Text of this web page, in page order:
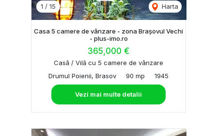
1 / 15 Harta
Casa 5 camere de vânzare - zona Brașovul Vechi
- plus-imo.ro
365,000 €
Casă / Vilă cu 5 camere de vânzare
Drumul Poienii, Brasov
90 mp 1945
Vezi mai multe detalii